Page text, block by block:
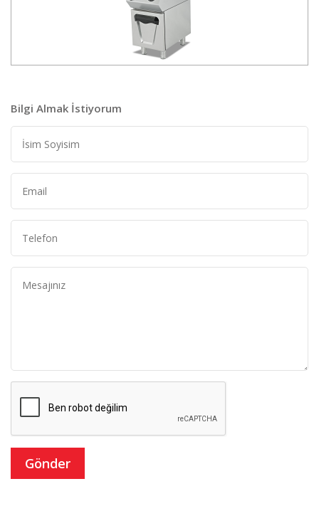
Bilgi Almak İstiyorum